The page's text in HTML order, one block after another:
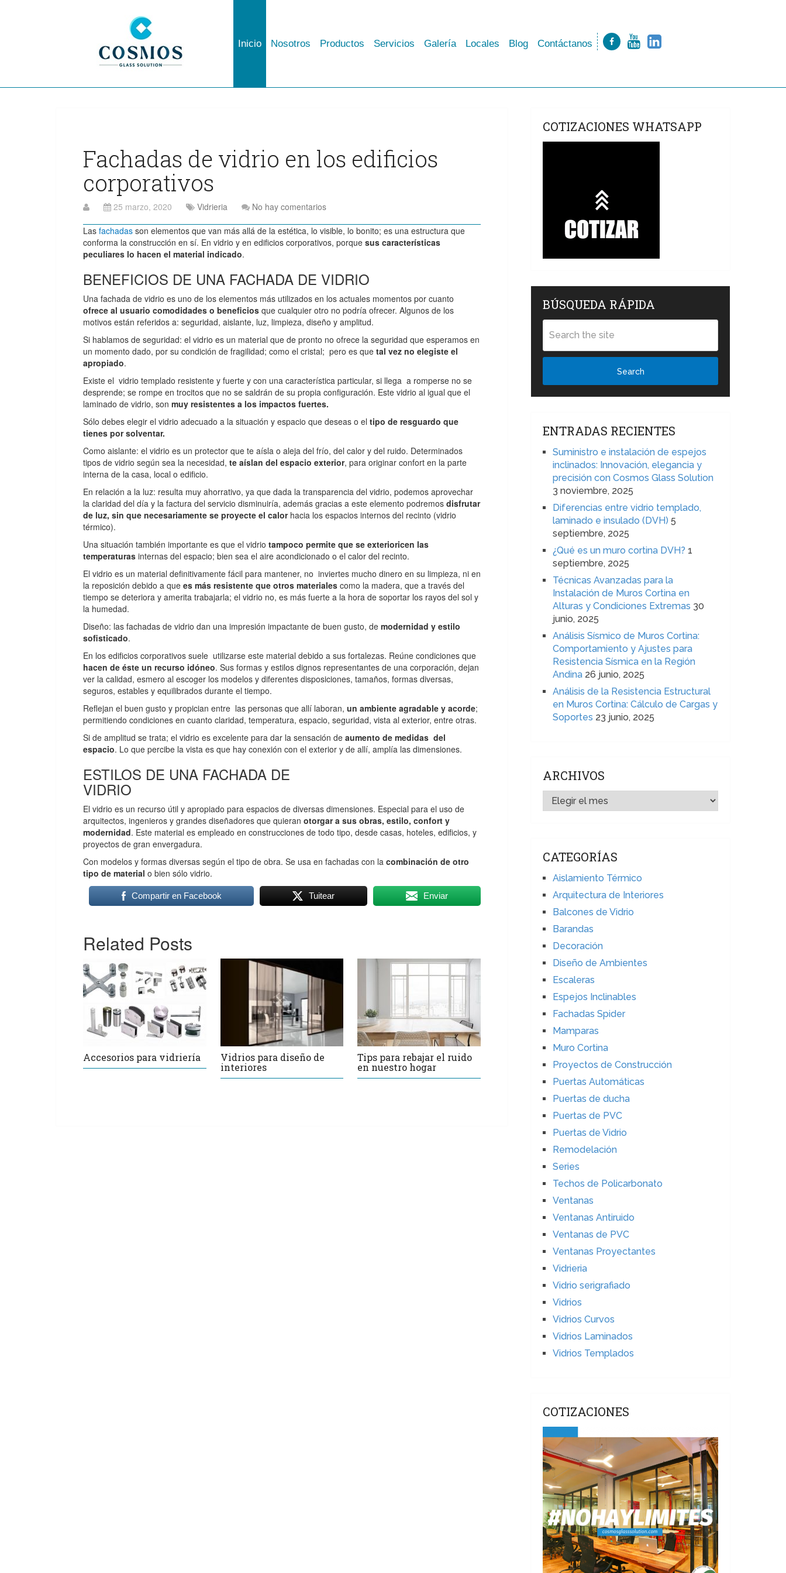
Inicio Nosotros Productos Servicios Galería Locales Blog Contáctanos
Fachadas de vidrio en los edificios
corporativos
25 marzo, 2020 Vidrieria No hay comentarios
Las fachadas son elementos que van más allá de la estética, lo visible, lo bonito; es una estructura que
conforma la construcción en sí. En vidrio y en edificios corporativos, porque sus características
peculiares lo hacen el material indicado.
BENEFICIOS DE UNA FACHADA DE VIDRIO
Una fachada de vidrio es uno de los elementos más utilizados en los actuales momentos por cuanto
ofrece al usuario comodidades o beneficios que cualquier otro no podría ofrecer. Algunos de los
motivos están referidos a: seguridad, aislante, luz, limpieza, diseño y amplitud.
Si hablamos de seguridad: el vidrio es un material que de pronto no ofrece la seguridad que esperamos en
un momento dado, por su condición de fragilidad; como el cristal; pero es que tal vez no elegiste el
apropiado.
Existe el vidrio templado resistente y fuerte y con una característica particular, si llega a romperse no se
desprende; se rompe en trocitos que no se saldrán de su propia configuración. Este vidrio al igual que el
laminado de vidrio, son muy resistentes a los impactos fuertes.
Sólo debes elegir el vidrio adecuado a la situación y espacio que deseas o el tipo de resguardo que
tienes por solventar.
Como aislante: el vidrio es un protector que te aísla o aleja del frío, del calor y del ruido. Determinados
tipos de vidrio según sea la necesidad, te aíslan del espacio exterior, para originar confort en la parte
interna de la casa, local o edificio.
En relación a la luz: resulta muy ahorrativo, ya que dada la transparencia del vidrio, podemos aprovechar
la claridad del día y la factura del servicio disminuiría, además gracias a este elemento podremos disfrutar
de luz, sin que necesariamente se proyecte el calorhacia los espacios internos del recinto (vidrio
térmico).
Una situación también importante es que el vidrio tampoco permite que se exterioricen las
temperaturas internas del espacio; bien sea el aire acondicionado o el calor del recinto.
El vidrio es un material definitivamente fácil para mantener, no inviertes mucho dinero en su limpieza, ni en
la reposición debido a que es más resistente que otros materiales como la madera, que a través del
tiempo se deteriora y amerita trabajarla; el vidrio no, es más fuerte a la hora de soportar los rayos del sol y
la humedad.
Diseño: las fachadas de vidrio dan una impresión impactante de buen gusto, de modernidad y estilo
sofisticado.
En los edificios corporativos suele utilizarse este material debido a sus fortalezas. Reúne condiciones que
hacen de éste un recurso idóneo. Sus formas y estilos dignos representantes de una corporación, dejan
ver la calidad, esmero al escoger los modelos y diferentes disposiciones, tamaños, formas diversas,
seguros, estables y equilibrados durante el tiempo.
Reflejan el buen gusto y propician entre las personas que allí laboran, un ambiente agradable y acorde;
permitiendo condiciones en cuanto claridad, temperatura, espacio, seguridad, vista al exterior, entre otras.
Si de amplitud se trata; el vidrio es excelente para dar la sensación de aumento de medidas del
espacio. Lo que percibe la vista es que hay conexión con el exterior y de allí, amplía las dimensiones.
ESTILOS DE UNA FACHADA DE
VIDRIO
El vidrio es un recurso útil y apropiado para espacios de diversas dimensiones. Especial para el uso de
arquitectos, ingenieros y grandes diseñadores que quieran otorgar a sus obras, estilo, confort y
modernidad. Este material es empleado en construcciones de todo tipo, desde casas, hoteles, edificios, y
proyectos de gran envergadura.
Con modelos y formas diversas según el tipo de obra. Se usa en fachadas con la combinación de otro
tipo de material o bien sólo vidrio.
Compartir en Facebook Tuitear Enviar
Related Posts
Accesorios para vidriería
Vidrios para diseño de
interiores
Tips para rebajar el ruido
en nuestro hogar
COTIZACIONES WHATSAPP
BÚSQUEDA RÁPIDA
Search
ENTRADAS RECIENTES
Suministro e instalación de espejos
inclinados: Innovación, elegancia y
precisión con Cosmos Glass Solution
3 noviembre, 2025
Diferencias entre vidrio templado,
laminado e insulado (DVH) 5
septiembre, 2025
¿Qué es un muro cortina DVH? 1
septiembre, 2025
Técnicas Avanzadas para la
Instalación de Muros Cortina en
Alturas y Condiciones Extremas 30
junio, 2025
Análisis Sísmico de Muros Cortina:
Comportamiento y Ajustes para
Resistencia Sísmica en la Región
Andina 26 junio, 2025
Análisis de la Resistencia Estructural
en Muros Cortina: Cálculo de Cargas y
Soportes 23 junio, 2025
ARCHIVOS
ARCHIVOS
CATEGORÍAS
Aislamiento Térmico
Arquitectura de Interiores
Balcones de Vidrio
Barandas
Decoración
Diseño de Ambientes
Escaleras
Espejos Inclinables
Fachadas Spider
Mamparas
Muro Cortina
Proyectos de Construcción
Puertas Automáticas
Puertas de ducha
Puertas de PVC
Puertas de Vidrio
Remodelación
Series
Techos de Policarbonato
Ventanas
Ventanas Antiruido
Ventanas de PVC
Ventanas Proyectantes
Vidrieria
Vidrio serigrafiado
Vidrios
Vidrios Curvos
Vidrios Laminados
Vidrios Templados
COTIZACIONES